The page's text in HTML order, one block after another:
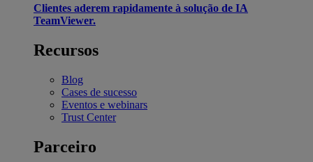
Clientes aderem rapidamente à solução de IA
TeamViewer.
Recursos
Blog
Cases de sucesso
Eventos e webinars
Trust Center
Parceiro